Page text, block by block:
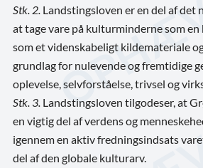
Stk. 2. Landstingsloven er en del af det
at tage vare på kulturminderne som en
som et videnskabeligt kildemateriale
grundlag for nulevende og fremtidige
oplevelse, selvforståelse, trivsel og
Stk. 3. Landstingsloven tilgodeser, at
en vigtig del af verdens og
igennem en aktiv fredningsindsats
del af den globale kulturarv.